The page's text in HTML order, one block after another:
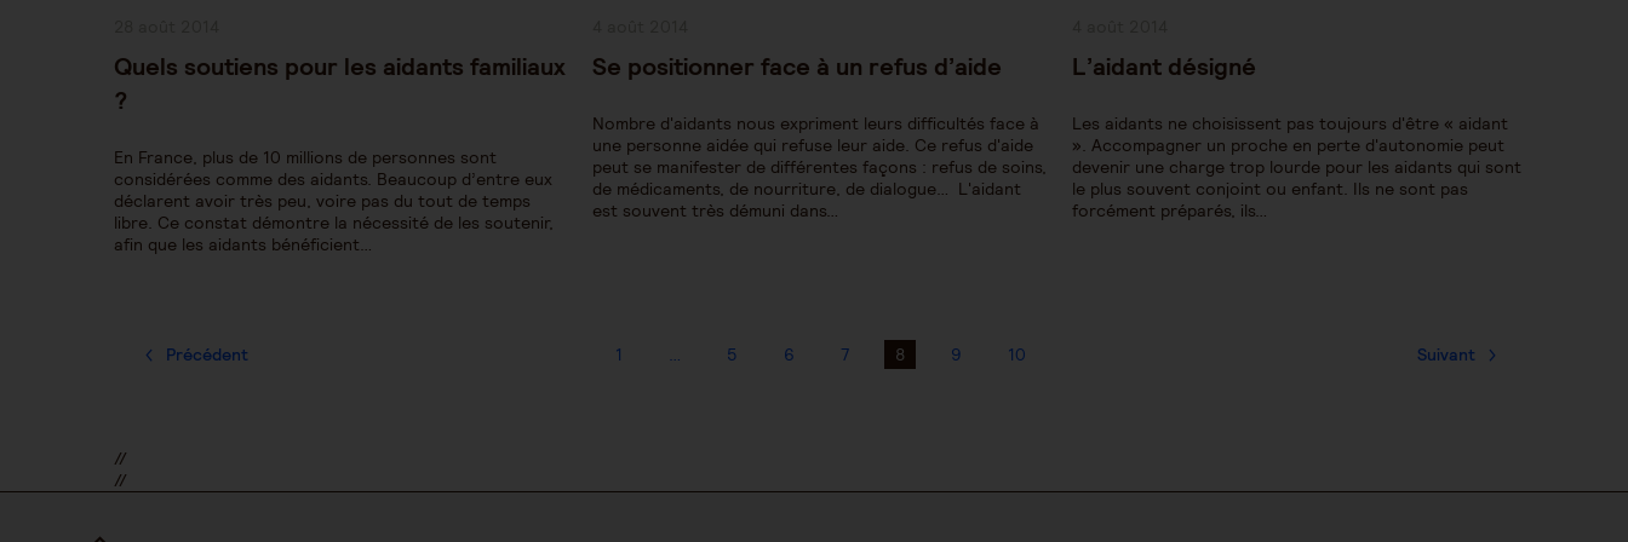
Quels soutiens pour les aidants familiaux
?
En France, plus de 10 millions de personnes sont
considérées comme des aidants. Beaucoup d’entre eux
déclarent avoir très peu, voire pas du tout de temps
libre. Ce constat démontre la nécessité de les soutenir,
afin que les aidants bénéficient…
Se positionner face à un refus d’aide
Nombre d'aidants nous expriment leurs difficultés face à
une personne aidée qui refuse leur aide. Ce refus d'aide
peut se manifester de différentes façons : refus de soins,
de médicaments, de nourriture, de dialogue… L'aidant
est souvent très démuni dans…
L’aidant désigné
Les aidants ne choisissent pas toujours d'être « aidant
». Accompagner un proche en perte d'autonomie peut
devenir une charge trop lourde pour les aidants qui sont
le plus souvent conjoint ou enfant. Ils ne sont pas
forcément préparés, ils…
Précédent 1 … 5 6 7 8 9 10 Suivant
//
//